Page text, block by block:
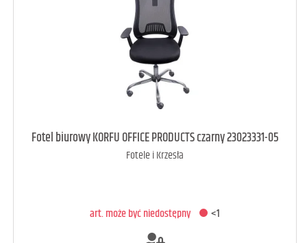
art. może być niedostępny <1
Fotel biurowy KORFU OFFICE PRODUCTS czarny 23023331-05
Fotele i Krzesła
art. może być niedostępny <1